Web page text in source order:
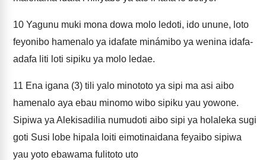
10 Yagunu muki mona dowa molo ledoti, ido unune, loto
feyonibo hamenalo ya idafate minámibo ya wenina idafa-
adafa liti loti sipiku ya molo ledae.
11 Ena igana (3) tili yalo minototo ya sipi ma asi aibo
hamenalo aya ebau minomo wibo sipiku yau yowone.
Sipiwa ya Alekisadilia numudoti aibo sipi ya holaleka sugi
goti Susi lobe hipala loiti eimotinaidana feyaibo sipiwa
yau yoto ebawama fulitoto uto